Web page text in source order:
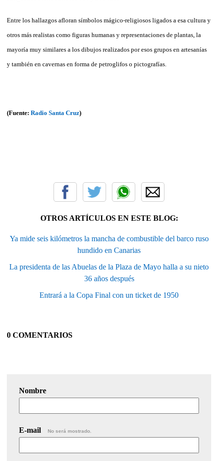
Entre los hallazgos afloran símbolos mágico-religiosos ligados a esa cultura y
otros más realistas como figuras humanas y representaciones de plantas, la
mayoría muy similares a los dibujos realizados por esos grupos en artesanías
y también en cavernas en forma de petroglifos o pictografías.
(Fuente: Radio Santa Cruz)
OTROS ARTÍCULOS EN ESTE BLOG:
Ya mide seis kilómetros la mancha de combustible del barco ruso
hundido en Canarias
La presidenta de las Abuelas de la Plaza de Mayo halla a su nieto
36 años después
Entrará a la Copa Final con un ticket de 1950
0 COMENTARIOS
Nombre
E-mail No será mostrado.